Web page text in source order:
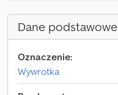
Dane podstawowe
Oznaczenie:
Wywrotka